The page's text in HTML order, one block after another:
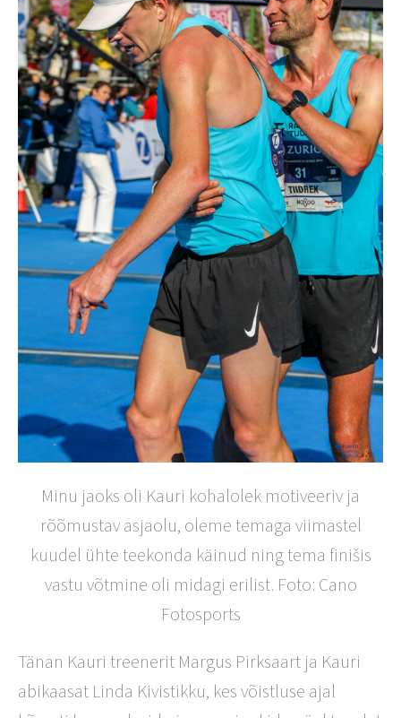
Minu jaoks oli Kauri kohalolek motiveeriv ja
rõõmustav asjaolu, oleme temaga viimastel
kuudel ühte teekonda käinud ning tema finišis
vastu võtmine oli midagi erilist. Foto: Cano
Fotosports
Tänan Kauri treenerit Margus Pirksaart ja Kauri
abikaasat Linda Kivistikku, kes võistluse ajal